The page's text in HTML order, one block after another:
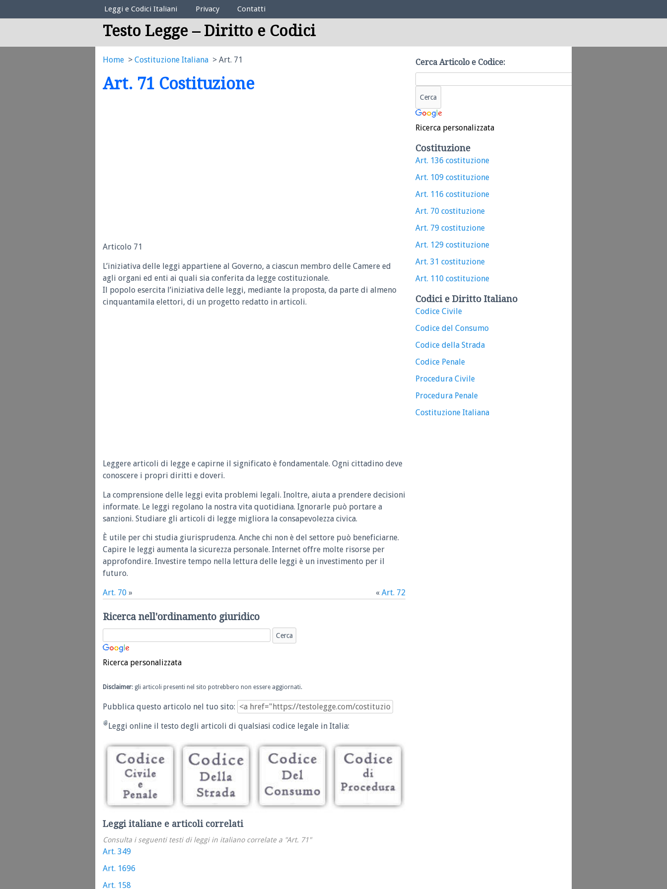
Elenco Codici Legali
Leggi e Codici Italiani Privacy Contatti
Testo Legge – Diritto e Codici
Home Costituzione Italiana Art. 71
Art. 71 Costituzione
Articolo 71
L’iniziativa delle leggi appartiene al Governo, a ciascun membro delle Camere ed
agli organi ed enti ai quali sia conferita da legge costituzionale.
Il popolo esercita l’iniziativa delle leggi, mediante la proposta, da parte di almeno
cinquantamila elettori, di un progetto redatto in articoli.
Leggere articoli di legge e capirne il significato è fondamentale. Ogni cittadino deve
conoscere i propri diritti e doveri.
La comprensione delle leggi evita problemi legali. Inoltre, aiuta a prendere decisioni
informate. Le leggi regolano la nostra vita quotidiana. Ignorarle può portare a
sanzioni. Studiare gli articoli di legge migliora la consapevolezza civica.
È utile per chi studia giurisprudenza. Anche chi non è del settore può beneficiarne.
Capire le leggi aumenta la sicurezza personale. Internet offre molte risorse per
approfondire. Investire tempo nella lettura delle leggi è un investimento per il
futuro.
Art. 70 » « Art. 72
Ricerca nell'ordinamento giuridico
Ricerca personalizzata
Disclaimer: gli articoli presenti nel sito potrebbero non essere aggiornati.
Pubblica questo articolo nel tuo sito:
Leggi online il testo degli articoli di qualsiasi codice legale in Italia:
Leggi italiane e articoli correlati
Consulta i seguenti testi di leggi in italiano correlate a "Art. 71"
Art. 349
Art. 1696
Art. 158
Cerca Articolo e Codice:
Ricerca personalizzata
Costituzione
Art. 136 costituzione
Art. 109 costituzione
Art. 116 costituzione
Art. 70 costituzione
Art. 79 costituzione
Art. 129 costituzione
Art. 31 costituzione
Art. 110 costituzione
Codici e Diritto Italiano
Codice Civile
Codice del Consumo
Codice della Strada
Codice Penale
Procedura Civile
Procedura Penale
Costituzione Italiana